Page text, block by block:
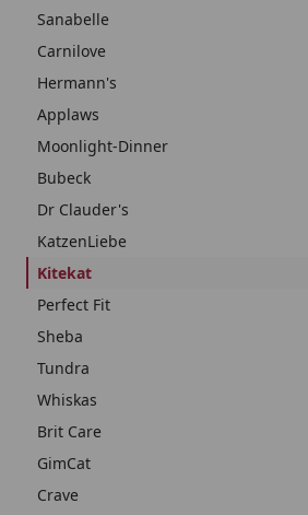
Sanabelle
Carnilove
Hermann's
Applaws
Moonlight-Dinner
Bubeck
Dr Clauder's
KatzenLiebe
Kitekat
Perfect Fit
Sheba
Tundra
Whiskas
Brit Care
GimCat
Crave